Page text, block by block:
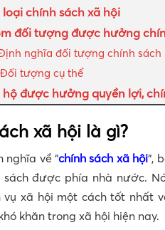
loại chính sách xã hội
đối tượng được hưởng
nghĩa đối tượng chính sách
Đối tượng cụ thể
hộ được hưởng quyền lợi,
xã hội là gì?
nghĩa về “chính sách xã hội“,
sách được phía nhà nước.
vụ xã hội một cách tốt nhất
khăn trong xã hội hiện nay.